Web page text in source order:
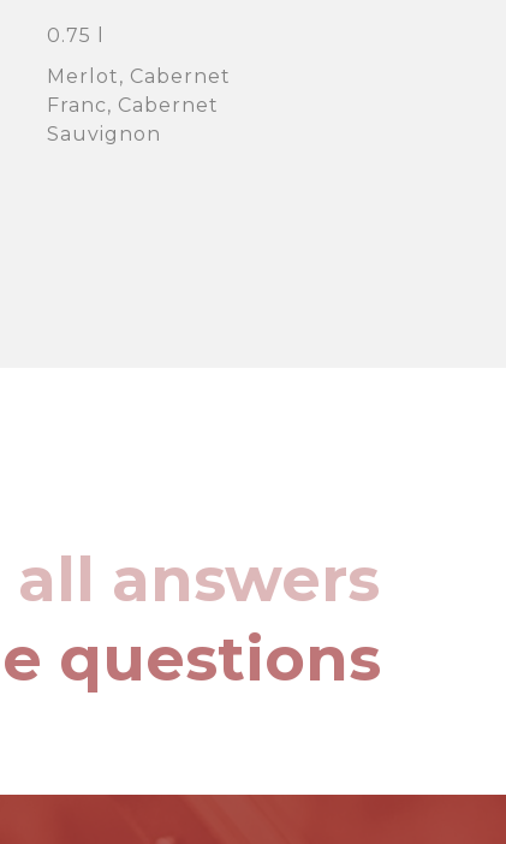
0.75 l
Merlot, Cabernet
Franc, Cabernet
Sauvignon
answers
questions